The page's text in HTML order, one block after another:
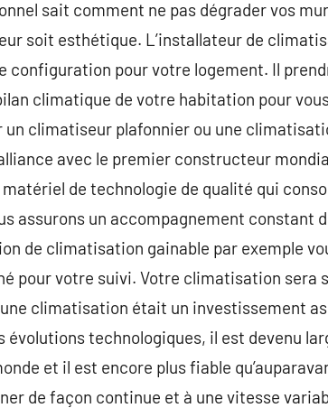
sait comment ne pas dégrader vos
soit esthétique. L’installateur de
configuration pour votre logement. Il
climatique de votre habitation pour
un climatiseur plafonnier ou une
avec le premier constructeur
de technologie de qualité qui
assurons un accompagnement constant
de climatisation gainable par exemple
pour votre suivi. Votre climatisation sera
climatisation était un investissement
évolutions technologiques, il est devenu
et il est encore plus fiable
de façon continue et à une vitesse